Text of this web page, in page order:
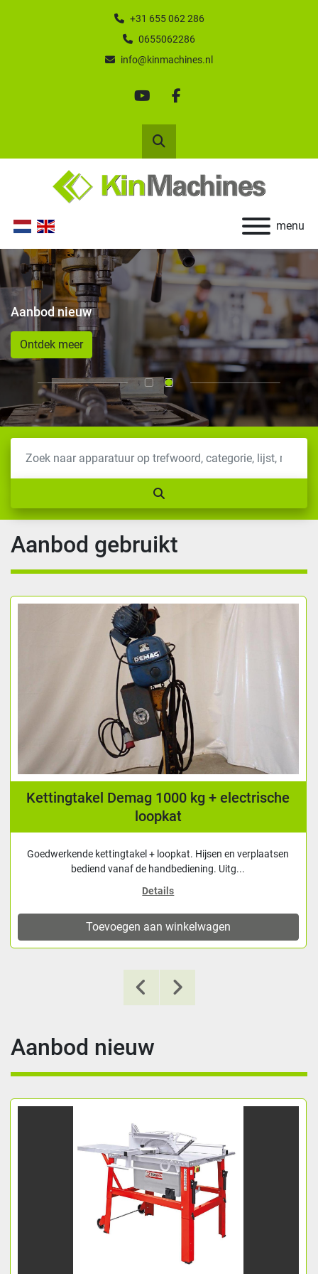
+31 655 062 286
0655062286
info@kinmachines.nl
youtubefacebook
Zoek
menu
Aanbod nieuw
Ontdek meer
Aanbod gebruikt
Kettingtakel Demag 1000 kg + electrische
loopkat
Goedwerkende kettingtakel + loopkat. Hijsen en verplaatsen
bediend vanaf de handbediening. Uitg...
Details
Toevoegen aan winkelwagen
Aanbod nieuw